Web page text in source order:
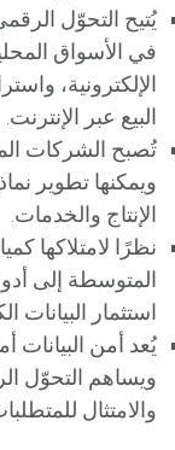
يُتيح التحوّل
في الأسواق
الإلكترونية،
البيع عبر الإنترنت.
تُصبح الشركات
ويمكنها تطوير
الإنتاج والخدمات.
نظرًا لامتلاكها
المتوسطة إلى
استثمار البيانات
يُعد أمن البيانات
ويساهم التحوّل
والامتثال